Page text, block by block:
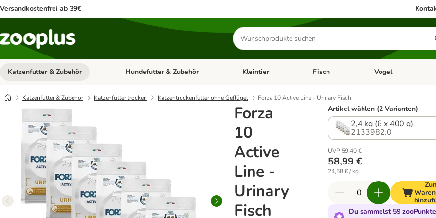
Versandkostenfrei ab 39€
Produkte
suchen
Katzenfutter & Zubehör Kategorie-Menü öffnen: Katzenfutter & Zubehör
Hundefutter & Zubehör Kategorie-Menü öffnen: Hundefutter & Zubehör
Kleintier Kategorie-Menü öffnen: Kleintier
Fisch Kategorie-Menü
Vogel
Katzenfutter & Zubehör Katzenfutter trocken Katzentrockenfutter ohne Geflügel Forza 10 Active Line - Urinary Fisch
Forza
10
Active
Line -
Urinary
Fisch
Artikel wählen (2 Varianten)
2,4 kg (6 x 400 g)
2133982.0
UVP 59,40 €
58,99 €
24,58 € / kg
Du sammelst 59